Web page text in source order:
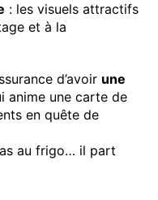
: les visuels attractifs
et à la
d’avoir une
anime une carte de
en quête de
au frigo… il part